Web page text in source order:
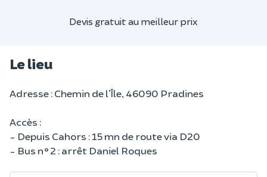
Devis gratuit au meilleur prix
Le lieu
Adresse : Chemin de l’Île, 46090 Pradines
Accès :
- Depuis Cahors : 15 mn de route via D20
- Bus n°2 : arrêt Daniel Roques